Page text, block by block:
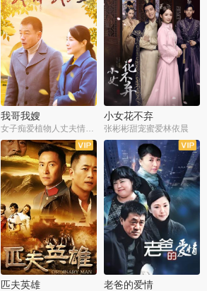
我哥我嫂
女子痴爱植物人丈夫情定一生
小女花不弃
张彬彬甜宠蜜爱林依晨
全35集
匹夫英雄
全32集
老爸的爱情